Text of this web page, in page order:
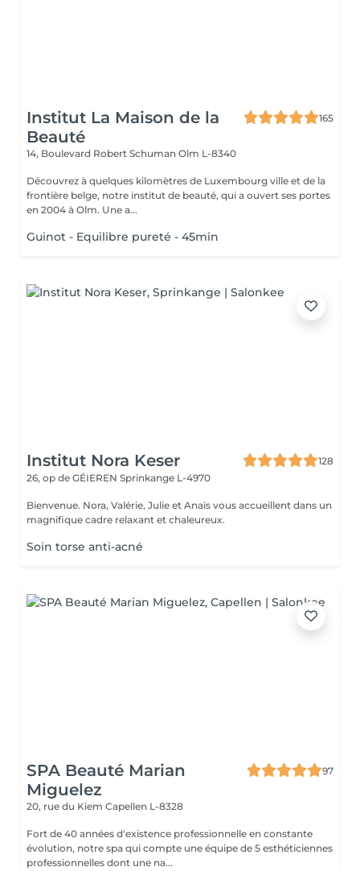
Institut La Maison de la
Beauté
165
14, Boulevard Robert Schuman Olm L-8340
Découvrez à quelques kilomètres de Luxembourg ville et de la
frontière belge, notre institut de beauté, qui a ouvert ses portes
en 2004 à Olm. Une a...
Guinot - Equilibre pureté - 45min
Institut Nora Keser
128
26, op de GÉIEREN Sprinkange L-4970
Bienvenue. Nora, Valérie, Julie et Anaïs vous accueillent dans un
magnifique cadre relaxant et chaleureux.
Soin torse anti-acné
SPA Beauté Marian
Miguelez
97
20, rue du Kiem Capellen L-8328
Fort de 40 années d'existence professionnelle en constante
évolution, notre spa qui compte une équipe de 5 esthéticiennes
professionnelles dont une na...